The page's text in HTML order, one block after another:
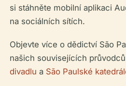
si stáhněte mobilní aplikaci
na sociálních sítích.
Objevte více o dědictví São
našich souvisejících
divadlu a São Paulské